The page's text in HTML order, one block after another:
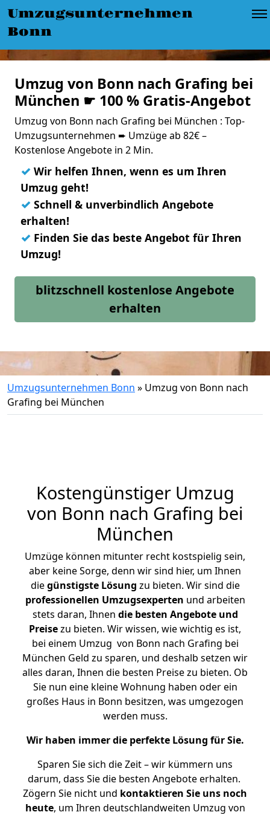
Umzugsunternehmen
Bonn
Umzug von Bonn nach Grafing bei
München ☛ 100 % Gratis-Angebot
Umzug von Bonn nach Grafing bei München : Top-
Umzugsunternehmen ➨ Umzüge ab 82€ –
Kostenlose Angebote in 2 Min.
✓ Wir helfen Ihnen, wenn es um Ihren
Umzug geht!
✓ Schnell & unverbindlich Angebote
erhalten!
✓ Finden Sie das beste Angebot für Ihren
Umzug!
blitzschnell kostenlose Angebote
erhalten
Umzugsunternehmen Bonn » Umzug von Bonn nach
Grafing bei München
Kostengünstiger Umzug
von Bonn nach Grafing bei
München
Umzüge können mitunter recht kostspielig sein,
aber keine Sorge, denn wir sind hier, um Ihnen
diegünstigste Lösung zu bieten. Wir sind die
professionellen Umzugsexperten und arbeiten
stets daran, Ihnen die besten Angebote und
Preisezu bieten. Wir wissen, wie wichtig es ist,
bei einem Umzug von Bonn nach Grafing bei
München Geld zu sparen, und deshalb setzen wir
alles daran, Ihnen die besten Preise zu bieten. Ob
Sie nun eine kleine Wohnung haben oder ein
großes Haus in Bonn besitzen, was umgezogen
werden muss.
Wir haben immer die perfekte Lösung für Sie.
Sparen Sie sich die Zeit – wir kümmern uns
darum, dass Sie die besten Angebote erhalten.
Zögern Sie nicht und kontaktieren Sie uns noch
heute, um Ihren deutschlandweiten Umzug von